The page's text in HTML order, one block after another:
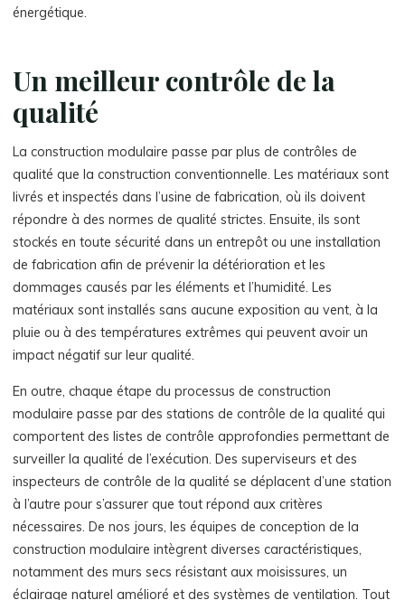
énergétique.
Un meilleur contrôle de la
qualité
La construction modulaire passe par plus de contrôles de
qualité que la construction conventionnelle. Les matériaux sont
livrés et inspectés dans l’usine de fabrication, où ils doivent
répondre à des normes de qualité strictes. Ensuite, ils sont
stockés en toute sécurité dans un entrepôt ou une installation
de fabrication afin de prévenir la détérioration et les
dommages causés par les éléments et l’humidité. Les
matériaux sont installés sans aucune exposition au vent, à la
pluie ou à des températures extrêmes qui peuvent avoir un
impact négatif sur leur qualité.
En outre, chaque étape du processus de construction
modulaire passe par des stations de contrôle de la qualité qui
comportent des listes de contrôle approfondies permettant de
surveiller la qualité de l’exécution. Des superviseurs et des
inspecteurs de contrôle de la qualité se déplacent d’une station
à l’autre pour s’assurer que tout répond aux critères
nécessaires. De nos jours, les équipes de conception de la
construction modulaire intègrent diverses caractéristiques,
notamment des murs secs résistant aux moisissures, un
éclairage naturel amélioré et des systèmes de ventilation. Tout